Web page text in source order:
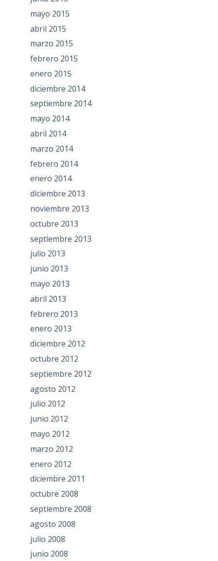
mayo 2015
abril 2015
marzo 2015
febrero 2015
enero 2015
diciembre 2014
septiembre 2014
mayo 2014
abril 2014
marzo 2014
febrero 2014
enero 2014
diciembre 2013
noviembre 2013
octubre 2013
septiembre 2013
julio 2013
junio 2013
mayo 2013
abril 2013
febrero 2013
enero 2013
diciembre 2012
octubre 2012
septiembre 2012
agosto 2012
julio 2012
junio 2012
mayo 2012
marzo 2012
enero 2012
diciembre 2011
octubre 2008
septiembre 2008
agosto 2008
julio 2008
junio 2008